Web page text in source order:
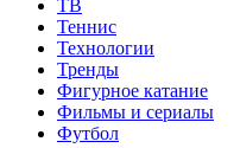
ТВ
Теннис
Технологии
Тренды
Фигурное катание
Фильмы и сериалы
Футбол